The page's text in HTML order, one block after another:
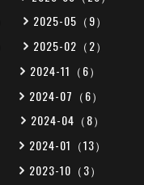
2025-05（9）
2025-02（2）
2024-11（6）
2024-07（6）
2024-04（8）
2024-01（13）
2023-10（3）